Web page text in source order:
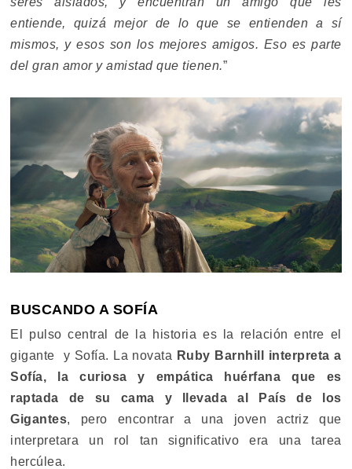
entiende, quizá mejor de lo que se entienden a sí
mismos, y esos son los mejores amigos. Eso es parte
del gran amor y amistad que tienen.”
BUSCANDO A SOFÍA
El pulso central de la historia es la relación entre el
gigante y Sofía. La novata Ruby Barnhill interpreta a
Sofía, la curiosa y empática huérfana que es
raptada de su cama y llevada al País de los
Gigantes, pero encontrar a una joven actriz que
interpretara un rol tan significativo era una tarea
hercúlea.